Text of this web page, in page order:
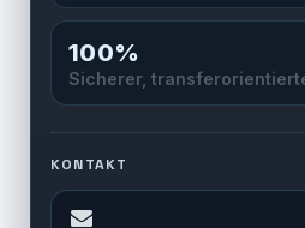
100%
Sicherer,
KONTAKT